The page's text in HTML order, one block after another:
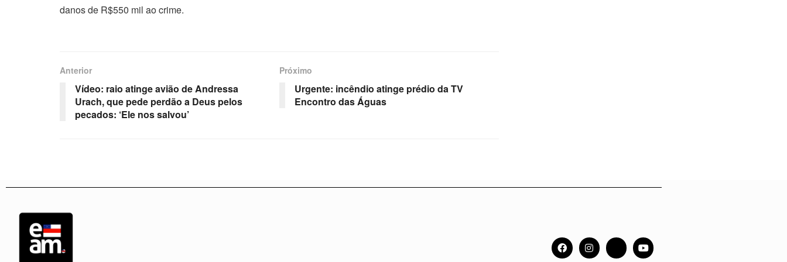
danos de R$550 mil ao crime.
Anterior
Vídeo: raio atinge avião de Andressa
Urach, que pede perdão a Deus pelos
pecados: ‘Ele nos salvou’
Próximo
Urgente: incêndio atinge prédio da TV
Encontro das Águas